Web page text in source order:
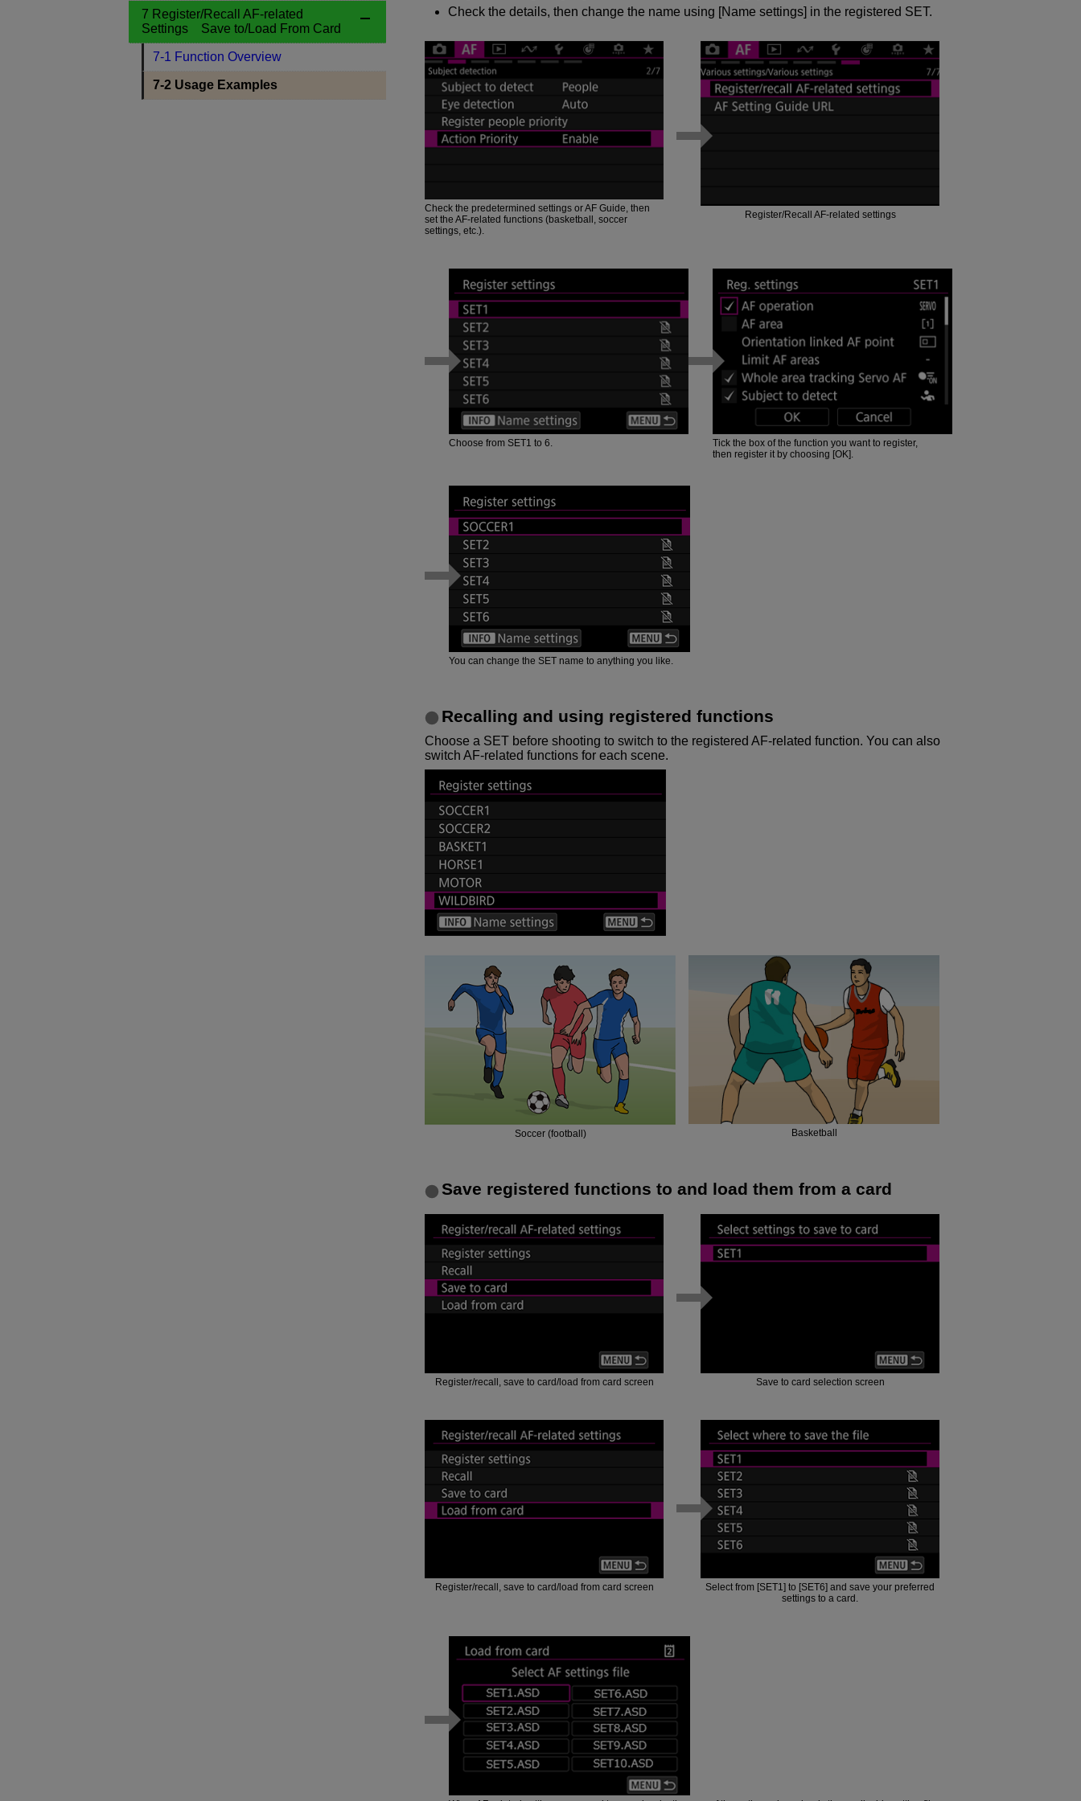
Check the details, then change the name using [Name settings] in the registered SET.
Check the predetermined settings or AF Guide, then
set the AF-related functions (basketball, soccer
settings, etc.).
Register/Recall AF-related settings
Choose from SET1 to 6.
Tick the box of the function you want to register,
then register it by choosing [OK].
You can change the SET name to anything you like.
Recalling and using registered functions
Choose a SET before shooting to switch to the registered AF-related function. You can also
switch AF-related functions for each scene.
Soccer (football) Basketball
Save registered functions to and load them from a card
Register/recall, save to card/load from card screen Save to card selection screen
Register/recall, save to card/load from card screen
Select from [SET1] to [SET6] and save your preferred
settings to a card.
7 Register/Recall AF-related
Settings Save to/Load From Card
7-1 Function Overview
7-2 Usage Examples